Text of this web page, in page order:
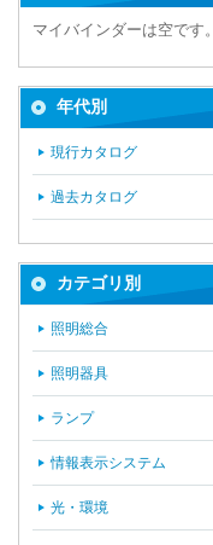
マイバインダーは空です。
年代別
現行カタログ
過去カタログ
カテゴリ別
照明総合
照明器具
ランプ
情報表示システム
光・環境